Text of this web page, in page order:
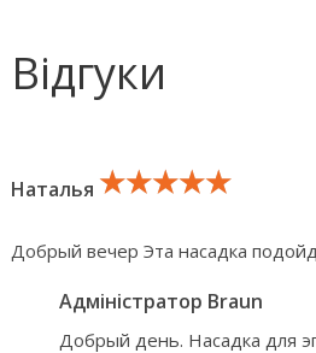
Відгуки
Наталья ★★★★★
★★★★★
★★★★★
Добрый вечер Эта насадка
Адміністратор Braun
Добрый день. Насадка для